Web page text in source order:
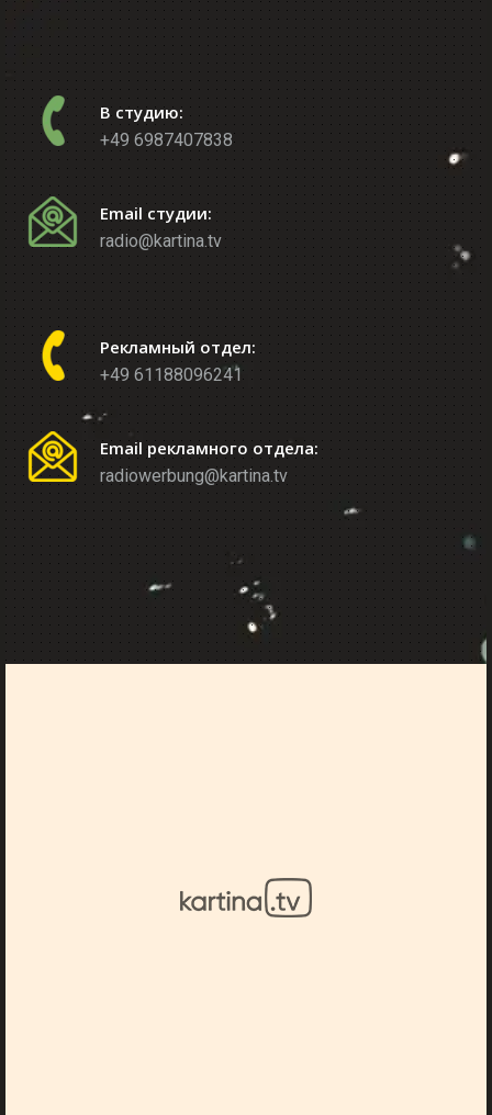
В студию:
+49 6987407838
Email студии:
radio@kartina.tv
Рекламный отдел:
+49 61188096241
Email рекламного отдела:
radiowerbung@kartina.tv